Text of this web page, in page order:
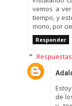
vemos a
tiempo, y
mono, por
Responder
Respuestas
de